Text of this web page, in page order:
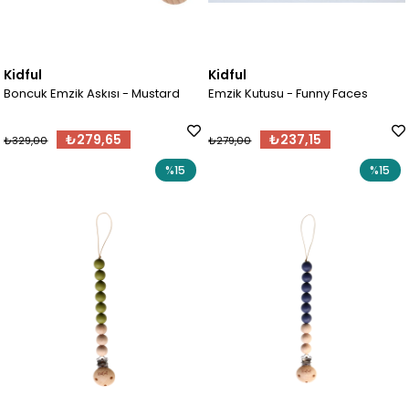
Kidful
Boncuk Emzik Askısı - Mustard
₺279,65
₺329,00
Kidful
Emzik Kutusu - Funny Faces
₺237,15
₺279,00
%15 %15